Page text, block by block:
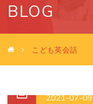
BLOG
こども英会話
2021-07-09